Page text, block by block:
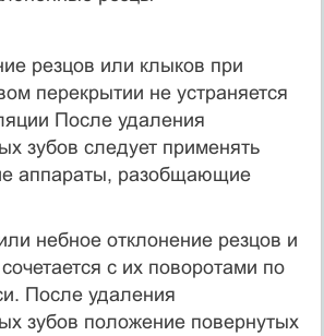
резцов или клыков при
перекрытии не устраняется
После удаления
зубов следует применять
аппараты, разобщающие
небное отклонение резцов и
с их поворотами по
После удаления
зубов положение повернутых